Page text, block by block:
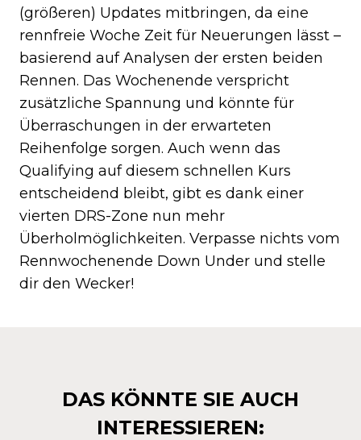
(größeren) Updates mitbringen, da eine
rennfreie Woche Zeit für Neuerungen lässt –
basierend auf Analysen der ersten beiden
Rennen. Das Wochenende verspricht
zusätzliche Spannung und könnte für
Überraschungen in der erwarteten
Reihenfolge sorgen. Auch wenn das
Qualifying auf diesem schnellen Kurs
entscheidend bleibt, gibt es dank einer
vierten DRS-Zone nun mehr
Überholmöglichkeiten. Verpasse nichts vom
Rennwochenende Down Under und stelle
dir den Wecker!
DAS KÖNNTE SIE AUCH
INTERESSIEREN: